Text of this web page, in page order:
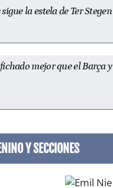
la estela de Ter Stegen
mejor que el Barça y
Y SECCIONES